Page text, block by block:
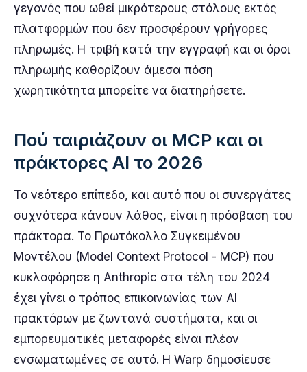
γεγονός που ωθεί μικρότερους στόλους εκτός
πλατφορμών που δεν προσφέρουν γρήγορες
πληρωμές. Η τριβή κατά την εγγραφή και οι όροι
πληρωμής καθορίζουν άμεσα πόση
χωρητικότητα μπορείτε να διατηρήσετε.
Πού ταιριάζουν οι MCP και οι
πράκτορες AI το 2026
Το νεότερο επίπεδο, και αυτό που οι συνεργάτες
συχνότερα κάνουν λάθος, είναι η πρόσβαση του
πράκτορα. Το Πρωτόκολλο Συγκειμένου
Μοντέλου (Model Context Protocol - MCP) που
κυκλοφόρησε η Anthropic στα τέλη του 2024
έχει γίνει ο τρόπος επικοινωνίας των AI
πρακτόρων με ζωντανά συστήματα, και οι
εμπορευματικές μεταφορές είναι πλέον
ενσωματωμένες σε αυτό. Η Warp δημοσίευσε